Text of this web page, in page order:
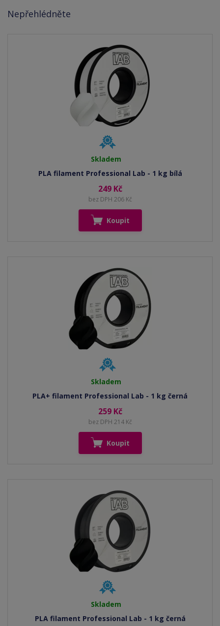
Nepřehlédněte
Skladem
PLA filament Professional Lab - 1 kg bílá
249 Kč
bez DPH 206 Kč
Koupit
Skladem
PLA+ filament Professional Lab - 1 kg černá
259 Kč
bez DPH 214 Kč
Koupit
Skladem
PLA filament Professional Lab - 1 kg černá